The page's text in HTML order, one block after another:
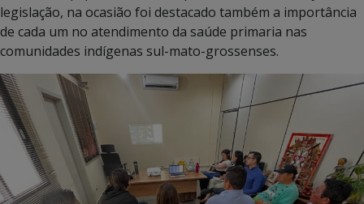
legislação, na ocasião foi destacado também a importância
de cada um no atendimento da saúde primaria nas
comunidades indígenas sul-mato-grossenses.